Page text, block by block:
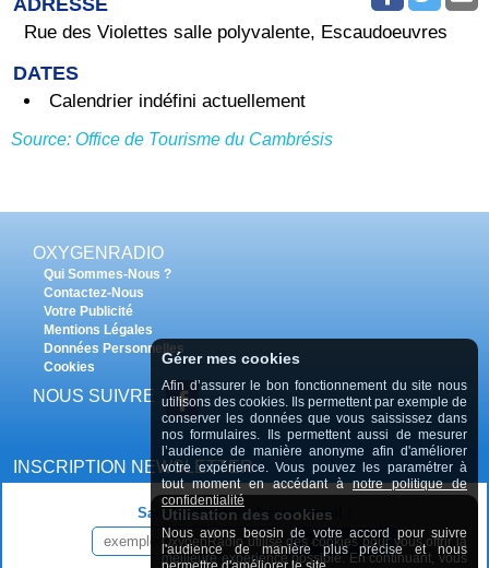
Rue des Violettes salle polyvalente, Escaudoeuvres
DATES
Calendrier indéfini actuellement
Source: Office de Tourisme du Cambrésis
OXYGENRADIO
Qui Sommes-Nous ?
Contactez-Nous
Votre Publicité
Mentions Légales
Données Personnelles
Cookies
NOUS SUIVRE
INSCRIPTION NEWSLETTER
Saisissez votre adresse e-mail :
INSCRIPTION
Utilisation des cookies
OxygenRadio utilise des cookies pour vous offrir la
meilleure expérience possible. En continuant, vous
Gérer mes cookies
Afin d’assurer le bon fonctionnement du site nous
utilisons des cookies. Ils permettent par exemple de
conserver les données que vous saississez dans
nos formulaires. Ils permettent aussi de mesurer
l’audience de manière anonyme afin d'améliorer
votre expérience. Vous pouvez les paramétrer à
tout moment en accédant ànotre politique de
confidentialité
Nous avons beosin de votre accord pour suivre
l'audience de manière plus précise et nous